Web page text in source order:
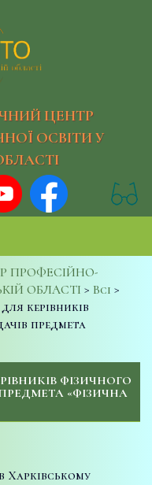
ЦЕНТР
ОСВІТИ У
ПРОФЕСІЙНО-
ОБЛАСТІ > Всі >
керівників
предмета
ФІЗИЧНОГО
«ФІЗИЧНА
Харківському